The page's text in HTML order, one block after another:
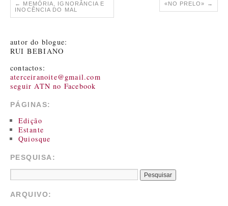
←
MEMÓRIA, IGNORÂNCIA E
INOCÊNCIA DO MAL
«NO PRELO» →
autor do blogue:
RUI BEBIANO
contactos:
aterceiranoite@gmail.com
seguir ATN no Facebook
PÁGINAS:
Edição
Estante
Quiosque
PESQUISA:
ARQUIVO: